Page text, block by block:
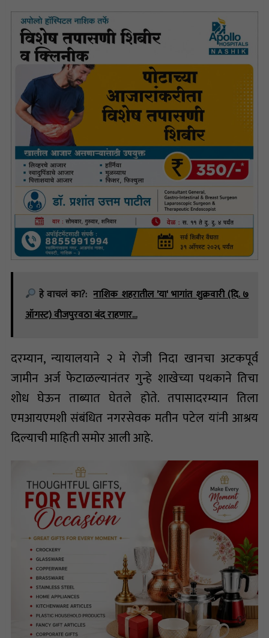
हे वाचलं का?: नाशिक शहरातील 'या' भागांत शुक्रवारी (दि. ७
ऑगस्ट) वीजपुरवठा बंद राहणार…
दरम्यान, न्यायालयाने २ मे रोजी निदा खानचा अटकपूर्व
जामीन अर्ज फेटाळल्यानंतर गुन्हे शाखेच्या पथकाने तिचा
शोध घेऊन ताब्यात घेतले होते. तपासादरम्यान तिला
एमआयएमशी संबंधित नगरसेवक मतीन पटेल यांनी आश्रय
दिल्याची माहिती समोर आली आहे.